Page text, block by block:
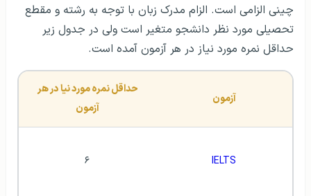
چینی الزامی است. الزام مدرک زبان با توجه به رشته و مقطع
تحصیلی مورد نظر دانشجو متغیر است ولی در جدول زیر
حداقل نمره مورد نیاز در هر آزمون آمده است.
آزمون
آزمون
IELTS ۶